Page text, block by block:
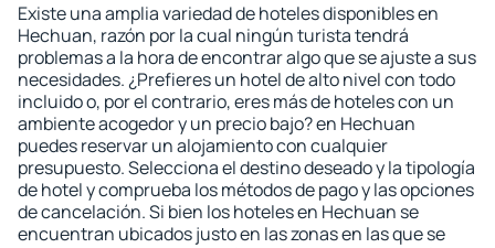
Existe una amplia variedad de hoteles disponibles en
Hechuan, razón por la cual ningún turista tendrá
problemas a la hora de encontrar algo que se ajuste a sus
necesidades. ¿Prefieres un hotel de alto nivel con todo
incluido o, por el contrario, eres más de hoteles con un
ambiente acogedor y un precio bajo? en Hechuan
puedes reservar un alojamiento con cualquier
presupuesto. Selecciona el destino deseado y la tipología
de hotel y comprueba los métodos de pago y las opciones
de cancelación. Si bien los hoteles en Hechuan se
encuentran ubicados justo en las zonas en las que se